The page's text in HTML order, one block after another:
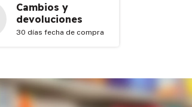
Cambios y
devoluciones
30 días fecha de compra